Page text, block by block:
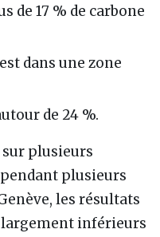
de 17 % de carbone
dans une zone
de 24 %.
sur plusieurs
plusieurs
les résultats
inférieurs